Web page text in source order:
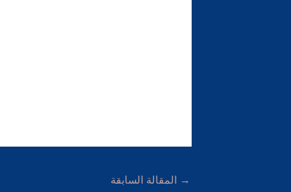
→ المقالة السابقة